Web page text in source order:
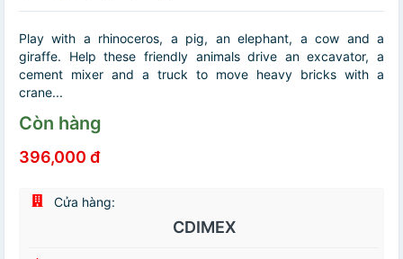
Play with a rhinoceros, a pig, an elephant, a cow and a
giraffe. Help these friendly animals drive an excavator, a
cement mixer and a truck to move heavy bricks with a
crane...
Còn hàng
396,000 đ
Cửa hàng:
CDIMEX